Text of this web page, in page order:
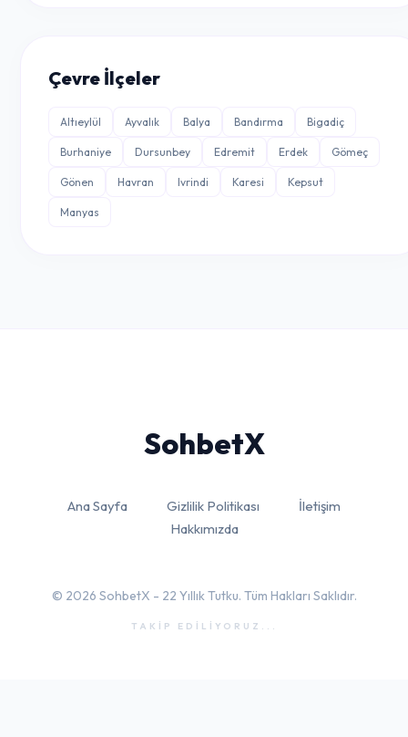
Çevre İlçeler
Altıeylül Ayvalık Balya Bandırma Bigadiç
Burhaniye Dursunbey Edremit Erdek Gömeç
Gönen Havran Ivrindi Karesi Kepsut
Manyas
SohbetX
Ana Sayfa Gizlilik Politikası
İletişim
Hakkımızda
© 2026 SohbetX - 22 Yıllık Tutku. Tüm Hakları Saklıdır.
TAKİP EDİLİYORUZ...